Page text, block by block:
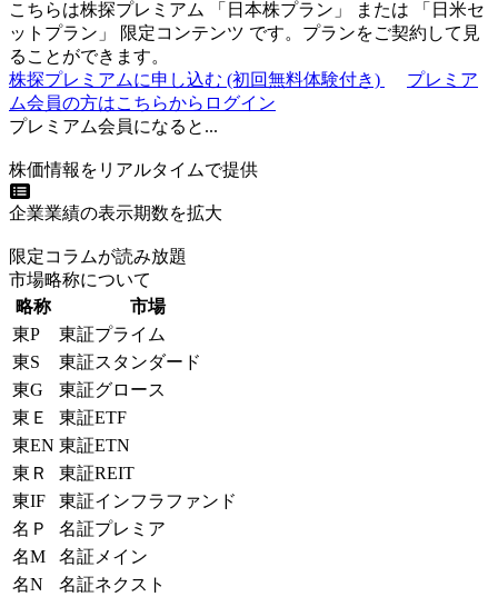
こちらは株探プレミアム 「 日本株プラン 」 または 「 日米セ
ットプラン 」 限定コンテンツ です。プランをご契約して見
ることができます。
株探プレミアムに申し込む (初回無料体験付き)
プレミア
ム会員の方はこちらからログイン
プレミアム会員になると...
株価情報をリアルタイムで提供
企業業績の表示期数を拡大
限定コラムが読み放題
市場略称について
略称
市場
東P
東証プライム
東S
東証スタンダード
東G
東証グロース
東Ｅ
東証ETF
東EN 東証ETN
東Ｒ
東証REIT
東IF
東証インフラファンド
名Ｐ
名証プレミア
名M
名証メイン
名N
名証ネクスト